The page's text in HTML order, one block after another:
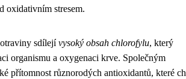
oxidativním stresem.
sdílejívysoký obsah chlorofylu, který
organismu a oxygenaci krve. Společným
přítomnost různorodých antioxidantů, které